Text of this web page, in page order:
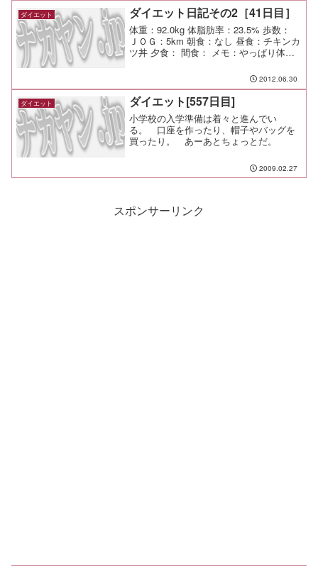
ダイエット ダイエット日記その2［41日目］
体重：92.0kg 体脂肪率：23.5% 歩数：
ＪＯＧ：5km 朝食：なし 昼食：チキンカ
ツ丼 夕食： 間食： メモ：やっぱり体を
2012.06.30
ダイエット ダイエット[557日目]
小学校の入学準備は着々と進んでい
る。 口座を作ったり、帽子やバッグを
買ったり。 あーあとちょっとだ。
2009.02.27
スポンサーリンク